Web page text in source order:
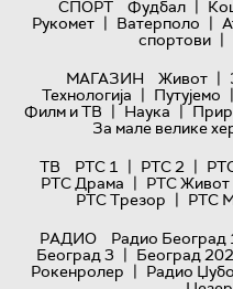
СПОРТ
Фудбал |
Рукомет | Ватерполо |
спортови |
МАГАЗИН
Живот |
Технологијa | Путујемо |
Филм и ТВ | Наука |
За мале велике
ТВ
РТС 1 | РТС 2 |
РТС Драма | РТС Живот
РТС Трезор | РТС
РАДИО
Радио Београд
Београд 3 | Београд 202
Рокенролер | Радио